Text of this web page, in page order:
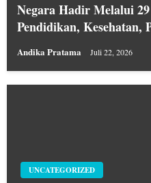
Negara Hadir Melalui
Pendidikan, Kesehatan,
Andika Pratama Juli 22, 2026
UNCATEGORIZED